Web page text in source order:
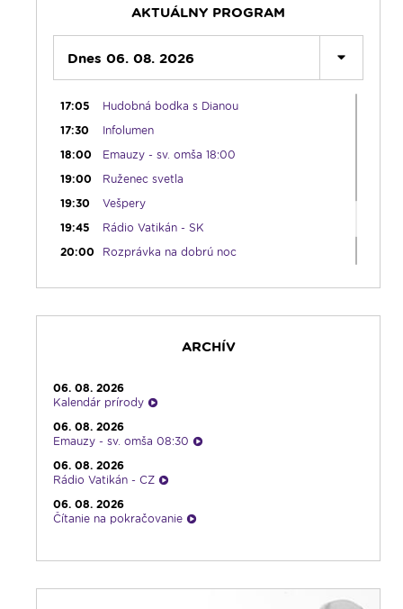
AKTUÁLNY PROGRAM
Dnes 06. 08. 2026
Modlitba Anjel Pána + zamyslenie
12:10
Hudobný aperitív
12:30
Biblia za rok
13:00
Lumenfórum - štvrtok
17:05
Hudobná bodka s Dianou
17:30
Infolumen
18:00
Emauzy - sv. omša 18:00
19:00
Ruženec svetla
19:30
Vešpery
19:45
Rádio Vatikán - SK
20:00
Rozprávka na dobrú noc
Čítanie na pokračovanie + repríza
23:30
Infolumen - repríza
ARCHÍV
06. 08. 2026
Kalendár prírody
06. 08. 2026
Emauzy - sv. omša 08:30
06. 08. 2026
Rádio Vatikán - CZ
06. 08. 2026
Čítanie na pokračovanie
Ranné zamyslenie